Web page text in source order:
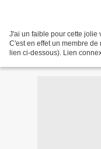
J'ai un faible pour cette jolie
C'est en effet un membre
lien ci-dessous). Lien